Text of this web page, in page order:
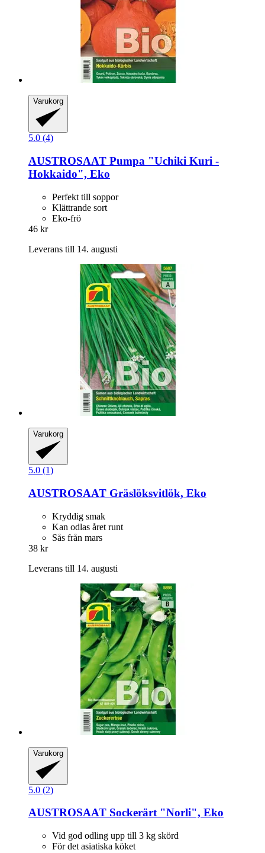
Varukorg
5.0 (4)
AUSTROSAAT Pumpa "Uchiki Kuri -​
Hokkaido", Eko
Perfekt till soppor
Klättrande sort
Eko-frö
46 kr
Leverans till 14. augusti
Varukorg
5.0 (1)
AUSTROSAAT Gräslöksvitlök, Eko
Kryddig smak
Kan odlas året runt
Sås från mars
38 kr
Leverans till 14. augusti
Varukorg
5.0 (2)
AUSTROSAAT Sockerärt "Norli", Eko
Vid god odling upp till 3 kg skörd
För det asiatiska köket